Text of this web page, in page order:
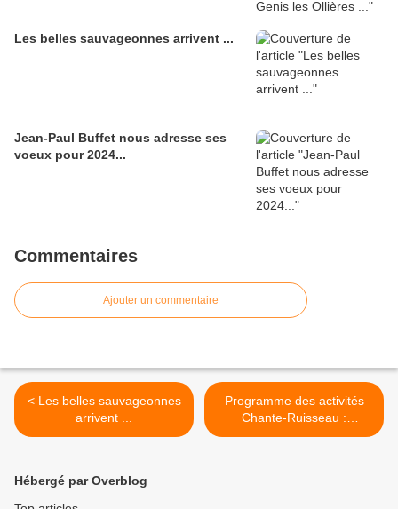
Les belles sauvageonnes arrivent ...
Jean-Paul Buffet nous adresse ses
voeux pour 2024...
Commentaires
Ajouter un commentaire
< Les belles sauvageonnes
arrivent ...
Programme des activités
Chante-Ruisseau :
Printemps 2024 >
Hébergé par Overblog